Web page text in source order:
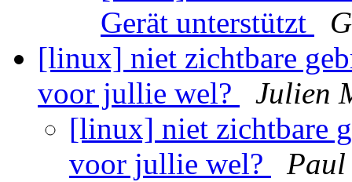
Gerät unterstützt
[linux] niet zichtbare
voor jullie wel?
Julien
[linux] niet zichtbare
voor jullie wel?
Paul